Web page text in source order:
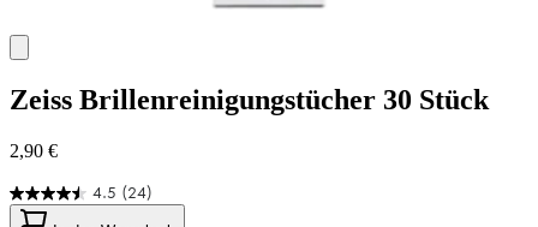
Zeiss Brillenreinigungstücher 30 Stück
2,90 €
4.5 (24)
4.5